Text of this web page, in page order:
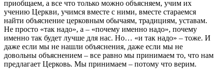
приобщаем, а все что только можно объясняем, учим их
учению Церкви, учимся вместе с ними, вместе стараемся
найти объяснение церковным обычаям, традициям, уставам.
Не просто «так надо», а – «почему именно надо», почему
именно так будет лучше для нас. Но… «и так надо» – тоже. И
даже если мы не нашли объяснения, даже если мы не
довольны объяснением – все равно мы принимаем то, что нам
предлагает Церковь. Мы принимаем – потому что верим.